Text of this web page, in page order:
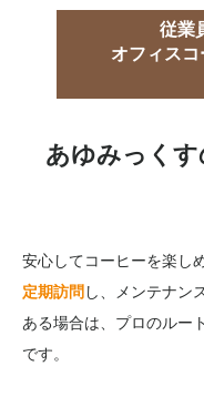
従業
オフィス
あゆみっく
安心してコーヒーを楽し
定期訪問 し、メンテナン
ある場合は、プロのルー
です。